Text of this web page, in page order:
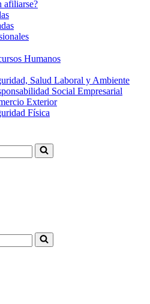
afiliarse?
Humanos
Salud Laboral y Ambiente
Social Empresarial
Exterior
Física